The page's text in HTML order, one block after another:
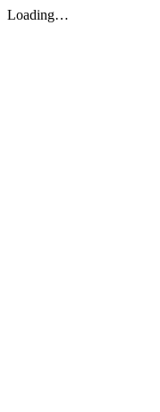
Loading…